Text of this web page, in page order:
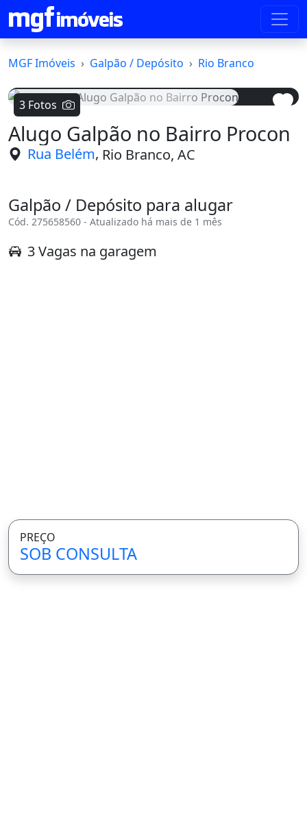
MGF Imóveis Galpão / Depósito Rio Branco
3 Fotos
Voltar
Alugo Galpão no Bairro Procon
Rua Belém, Rio Branco, AC
Galpão / Depósito para alugar
Cód. 275658560 - Atualizado há mais de 1 mês
3 Vagas na garagem
PREÇO
SOB CONSULTA